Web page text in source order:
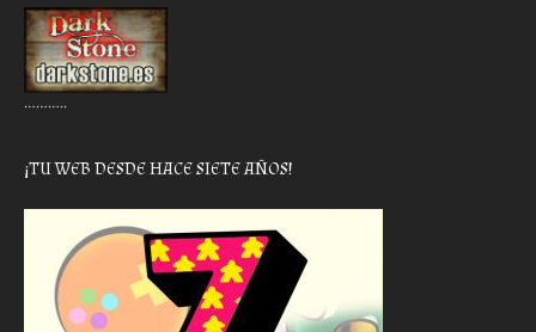
………..
¡TU WEB DESDE HACE SIETE AÑOS!